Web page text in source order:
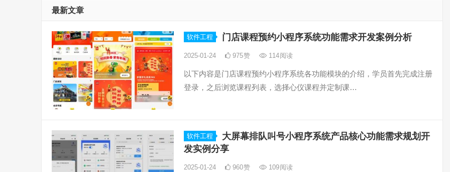
最新文章
软件工程 门店课程预约小程序系统功能需求开发案例分析
2025-01-24 975赞 114阅读
以下内容是门店课程预约小程序系统各功能模块的介绍，学员首先完成注册
登录，之后浏览课程列表，选择心仪课程并定制课…
软件工程
大屏幕排队叫号小程序系统产品核心功能需求规划开
发实例分享
2025-01-24 960赞 109阅读